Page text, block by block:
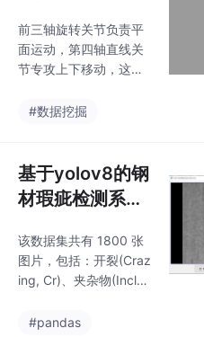
控制：Matlab、
Simulink、Sims
前三轴旋转关节负责平
面运动，第四轴直线关
节专攻上下移动，这组
直是劳模。第三关节的1
节的建模方式。最后在
Simscape里连上电机模
型，看着三维动画中机
顿时觉得调参时掉的头
发都值了。记住，别迷
信高级算法，SCARA这
制加前馈就能跑出骚操
#数据挖掘
基于yolov8的钢
材瑕疵检测系统
北大学团队制作
的钢材缺陷检测
T
该数据集共有 1800 张
图片，包括：开裂(Craz
ing, Cr)、夹杂物(Inclus
Pa)、点蚀表面(Pitted_
#pandas